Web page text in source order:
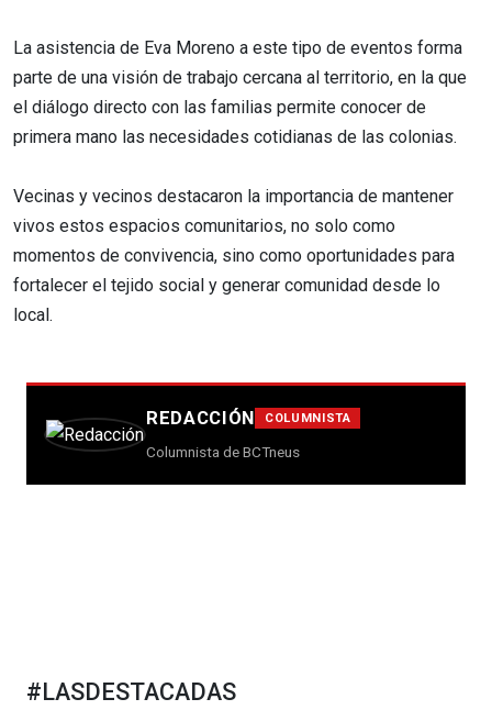
La asistencia de Eva Moreno a este tipo de eventos forma
parte de una visión de trabajo cercana al territorio, en la que
el diálogo directo con las familias permite conocer de
primera mano las necesidades cotidianas de las colonias.
Vecinas y vecinos destacaron la importancia de mantener
vivos estos espacios comunitarios, no solo como
momentos de convivencia, sino como oportunidades para
fortalecer el tejido social y generar comunidad desde lo
local.
REDACCIÓN COLUMNISTA
Columnista de BCTneus
#LASDESTACADAS